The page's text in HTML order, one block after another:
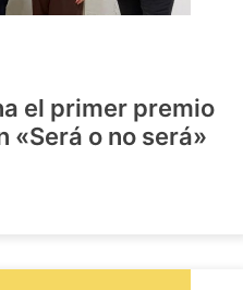
el primer premio
«Será o no será»